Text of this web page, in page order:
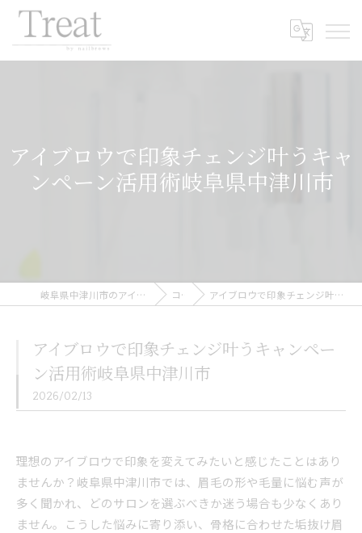
アイブロウで印象チェンジ叶うキャ
ンペーン活用術岐阜県中津川市
岐阜県中津川市のアイブロウならTreat by nailbrows コラム アイブロウで印象チェンジ叶うキャンペーン活用術岐阜県中津川市
アイブロウで印象チェンジ叶うキャンペー
ン活用術岐阜県中津川市
2026/02/13
理想のアイブロウで印象を変えてみたいと感じたことはあり
ませんか？岐阜県中津川市では、眉毛の形や毛量に悩む声が
多く聞かれ、どのサロンを選ぶべきか迷う場合も少なくあり
ません。こうした悩みに寄り添い、骨格に合わせた垢抜け眉